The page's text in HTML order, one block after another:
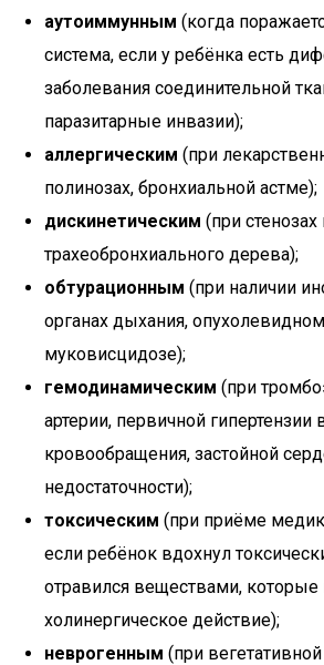
аутоиммунным (когда
система, если у ребёнка есть
заболевания соединительной
паразитарные инвазии);
аллергическим (при
полинозах, бронхиальной астме);
дискинетическим (при
трахеобронхиального дерева);
обтурационным (при наличии
органах дыхания,
муковисцидозе);
гемодинамическим (при
артерии, первичной гипертензии
кровообращения, застойной
недостаточности);
токсическим (при приёме
если ребёнок вдохнул
отравился веществами,
холинергическое действие);
неврогенным (при